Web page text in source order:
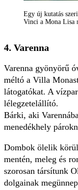
Egy új kutatás
Vinci a Mona Lisa
4. Varenna
Varenna gyönyörű
méltó a Villa
látogatókat. A
lélegzetelállító.
Bárki, aki
menedékhely
Dombok ölelik
mentén, meleg és
szorosan társítunk
dolgainak